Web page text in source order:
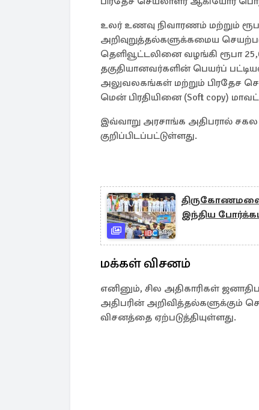
உலர் உணவு நிவாரணம் மற்றும்
அறிவுறுத்தல்களுக்கமைய
தெளிவூட்டலினை வழங்கி ரூபா
தகுதியானவர்களின் பெயர்ப்
அலுவலகங்கள் மற்றும் பிரதேச
மென் பிரதியினை (Soft copy)
இவ்வாறு அரசாங்க அதிபரால் சகல
குறிப்பிடப்பட்டுள்ளது.
இந்திய
மக்கள் விசனம்
எனினும், சில அதிகாரிகள்
அதிபரின் அறிவித்தல்களுக்கும்
விசனத்தை ஏற்படுத்தியுள்ளது.